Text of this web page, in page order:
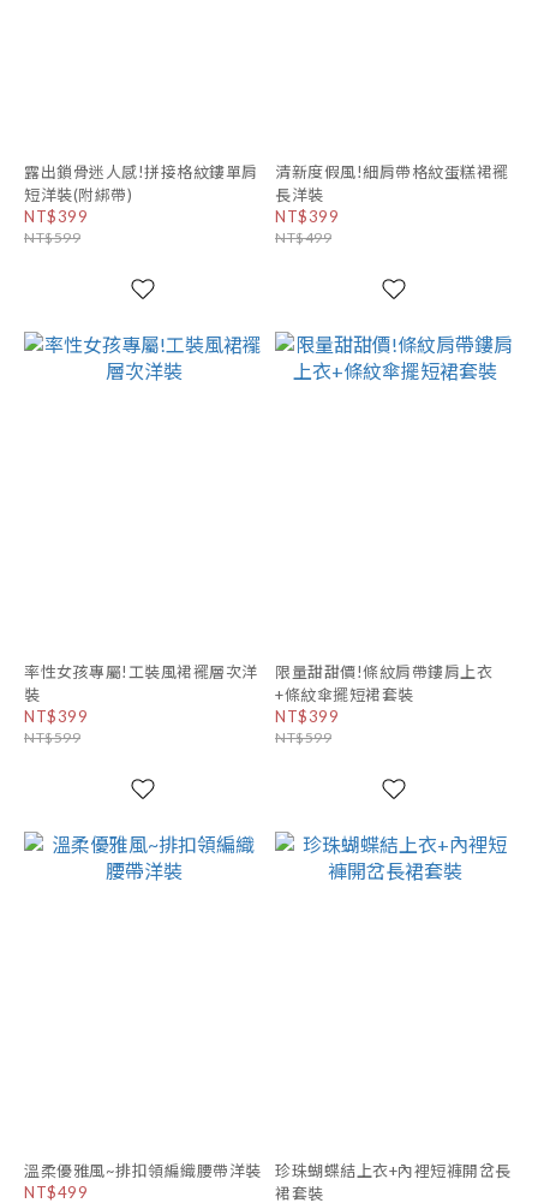
露出鎖骨迷人感!拼接格紋鏤單肩
短洋裝(附綁帶)
NT$399
NT$599
清新度假風!細肩帶格紋蛋糕裙襬
長洋裝
NT$399
NT$499
率性女孩專屬!工裝風裙襬層次洋
裝
NT$399
NT$599
限量甜甜價!條紋肩帶鏤肩上衣
+條紋傘擺短裙套裝
NT$399
NT$599
溫柔優雅風~排扣領編織腰帶洋裝
NT$499
珍珠蝴蝶結上衣+內裡短褲開岔長
裙套裝